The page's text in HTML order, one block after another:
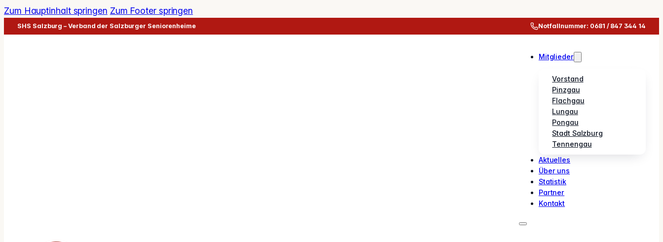
Zum Hauptinhalt springen Zum Footer springen
SHS Salzburg – Verband der Salzburger Seniorenheime Notfallnummer: 0681 / 847 344 14
Mitglieder
Vorstand
Pinzgau
Flachgau
Lungau
Pongau
Stadt Salzburg
Tennengau
Aktuelles
Über uns
Statistik
Partner
Kontakt